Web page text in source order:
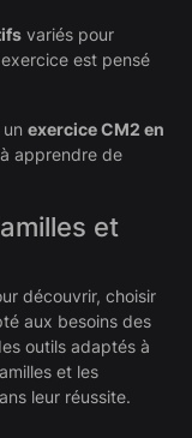
variés pour
est pensé
exercice CM2 en
apprendre de
et
découvrir, choisir
aux besoins des
outils adaptés à
et les
leur réussite.